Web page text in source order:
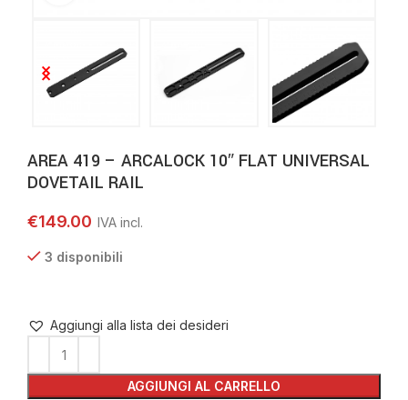
AREA 419 – ARCALOCK 10″ FLAT UNIVERSAL
DOVETAIL RAIL
€149.00
3 disponibili
AGGIUNGI AL CARRELLO
Aggiungi alla lista dei desideri